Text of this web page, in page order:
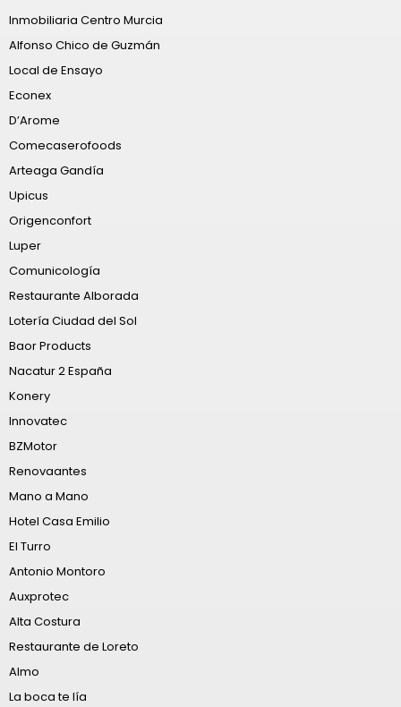
Inmobiliaria Centro Murcia
Alfonso Chico de Guzmán
Local de Ensayo
Econex
D’Arome
Comecaserofoods
Arteaga Gandía
Upicus
Origenconfort
Luper
Comunicología
Restaurante Alborada
Lotería Ciudad del Sol
Baor Products
Nacatur 2 España
Konery
Innovatec
BZMotor
Renovaantes
Mano a Mano
Hotel Casa Emilio
El Turro
Antonio Montoro
Auxprotec
Alta Costura
Restaurante de Loreto
Almo
La boca te lía